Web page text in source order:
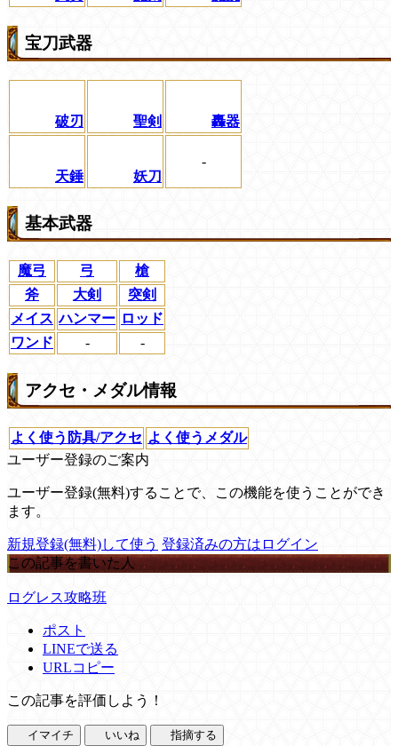
宝刀武器
破刃 聖剣 轟器
天錘 妖刀
-
基本武器
魔弓 弓
槍
斧
大剣
突剣
メイス ハンマー ロッド
ワンド
- -
アクセ・メダル情報
よく使う防具/アクセ よく使うメダル
ユーザー登録のご案内
ユーザー登録(無料)することで、この機能を使うことができ
ます。
新規登録(無料)して使う 登録済みの方はログイン
この記事を書いた人
ログレス攻略班
ポスト
LINEで送る
URLコピー
この記事を評価しよう！
イマイチ いいね 指摘する